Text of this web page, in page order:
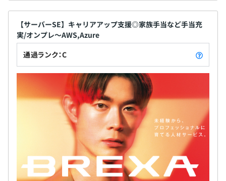
【サーバーSE】キャリアアップ支援◎家族手当など手当充
実/オンプレ～AWS,Azure
通過ランク：C